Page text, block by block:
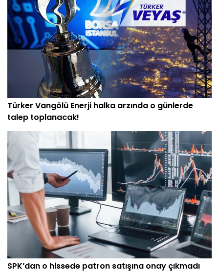
Türker Vangölü Enerji halka arzında o günlerde
talep toplanacak!
SPK’dan o hissede patron satışına onay çıkmadı